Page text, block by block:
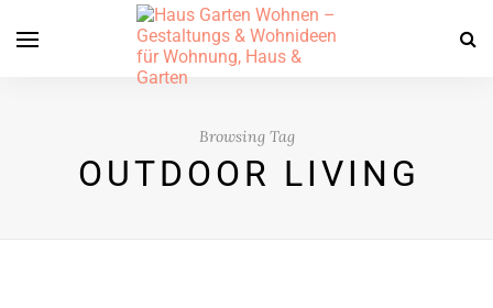
Browsing Tag
OUTDOOR LIVING